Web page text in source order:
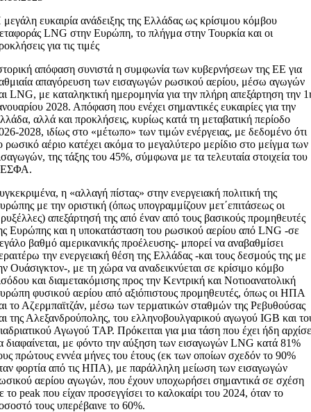
ευκαιρία ανάδειξης της Ελλάδας ως κρίσιμου κόμβου
LNG στην Ευρώπη, το πλήγμα στην Τουρκία και οι
για τις τιμές
απόφαση συνιστά η συμφωνία των κυβερνήσεων της ΕΕ για
απαγόρευση των εισαγωγών ρωσικού αερίου, μέσω αγωγών
LNG, με καταληκτική ημερομηνία για την πλήρη απεξάρτηση την
2028. Απόφαση που ενέχει σημαντικές ευκαιρίες για την
αλλά και προκλήσεις, κυρίως κατά τη μεταβατική περίοδο
2028, ιδίως στο «μέτωπο» των τιμών ενέργειας, με δεδομένο ότι
ρωσικό αέριο κατέχει ακόμα το μεγαλύτερο μερίδιο στο μείγμα των
της τάξης του 45%, σύμφωνα με τα τελευταία στοιχεία του
η «αλλαγή πίστας» στην ενεργειακή πολιτική της
με την οριστική (όπως υπογραμμίζουν μετ΄επιτάσεως οι
απεξάρτησή της από έναν από τους βασικούς προμηθευτές
Ευρώπης και η υποκατάσταση του ρωσικού αερίου από LNG -σε
βαθμό αμερικανικής προέλευσης- μπορεί να αναβαθμίσει
την ενεργειακή θέση της Ελλάδας -και τους δεσμούς της με
Ουάσιγκτον-, με τη χώρα να αναδεικνύεται σε κρίσιμο κόμβο
και διαμετακόμισης προς την Κεντρική και Νοτιοανατολική
φυσικού αερίου από αξιόπιστους προμηθευτές, όπως οι ΗΠΑ
το Αζερμπαϊτζάν, μέσω των τερματικών σταθμών της Ρεβυθούσας
της Αλεξανδρούπολης, του ελληνοβουλγαρικού αγωγού IGB και
Αγωγού TAP. Πρόκειται για μια τάση που έχει ήδη
διαφαίνεται, με φόντο την αύξηση των εισαγωγών LNG κατά 81%
πρώτους εννέα μήνες του έτους (εκ των οποίων σχεδόν το 90%
φορτία από τις ΗΠΑ), με παράλληλη μείωση των εισαγωγών
αερίου αγωγών, που έχουν υποχωρήσει σημαντικά σε σχέση
το peak που είχαν προσεγγίσει το καλοκαίρι του 2024, όταν το
τους υπερέβαινε το 60%.